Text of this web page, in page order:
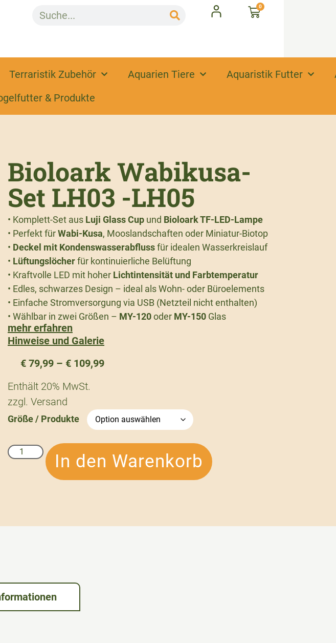
0
Terraristik Zubehör Aquarien Tiere Aquaristik Futter
& Produkte
Bioloark Wabikusa-
Set LH03 -LH05
• Komplett-Set aus Luji Glass Cup und Bioloark TF-LED-Lampe
• Perfekt fürWabi-Kusa, Mooslandschaften oder Miniatur-Biotop
• Deckel mit Kondenswasserabflussfür idealen Wasserkreislauf
• Lüftungslöcherfür kontinuierliche Belüftung
• Kraftvolle LED mit hoher Lichtintensität und Farbtemperatur
• Edles, schwarzes Design – ideal als Wohn- oder Büroelements
• Einfache Stromversorgung via USB (Netzteil nicht enthalten)
• Wählbar in zwei Größen – MY-120oder MY-150 Glas
mehr erfahren
Hinweise und Galerie
€ 79,99 – € 109,99
Enthält 20% MwSt.
zzgl. Versand
Größe / Produkte
In den Warenkorb